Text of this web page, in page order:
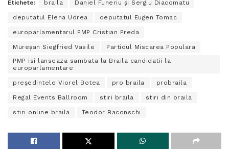
Etichete: braila Daniel Funeriu și Sergiu Diacomatu
deputatul Elena Udrea deputatul Eugen Tomac
europarlamentarul PMP Cristian Preda
Mureșan Siegfried Vasile
Partidul Miscarea Populara
PMP isi lanseaza sambata la Braila candidatii la
europarlamentare
președintele Viorel Botea pro braila probraila
Regal Events Ballroom stiri braila stiri din braila
stiri online braila Teodor Baconschi